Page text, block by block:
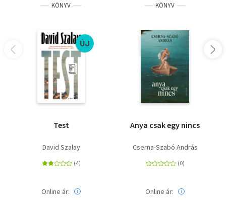
KÖNYV
ÚJ
Test
David Szalay
Online ár:
KÖNYV
Anya csak egy nincs
Cserna-Szabó András
Online ár: